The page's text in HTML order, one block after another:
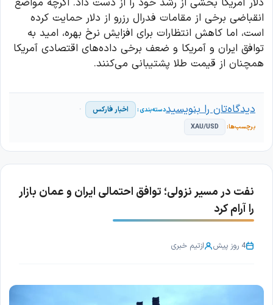
دلار آمریکا بخشی از رشد خود را از دست داد. اگرچه مواضع
انقباضی برخی از مقامات فدرال رزرو از دلار حمایت کرده
است، اما کاهش انتظارات برای افزایش نرخ بهره، امید به
توافق ایران و آمریکا و ضعف برخی داده‌های اقتصادی آمریکا
همچنان از قیمت طلا پشتیبانی می‌کنند.
اخبار فارکس
XAU/USD
دیدگاه‌تان را بنویسید
نفت در مسیر نزولی؛ توافق احتمالی ایران و عمان بازار
را آرام کرد
4 روز پیش ازتیم خبری